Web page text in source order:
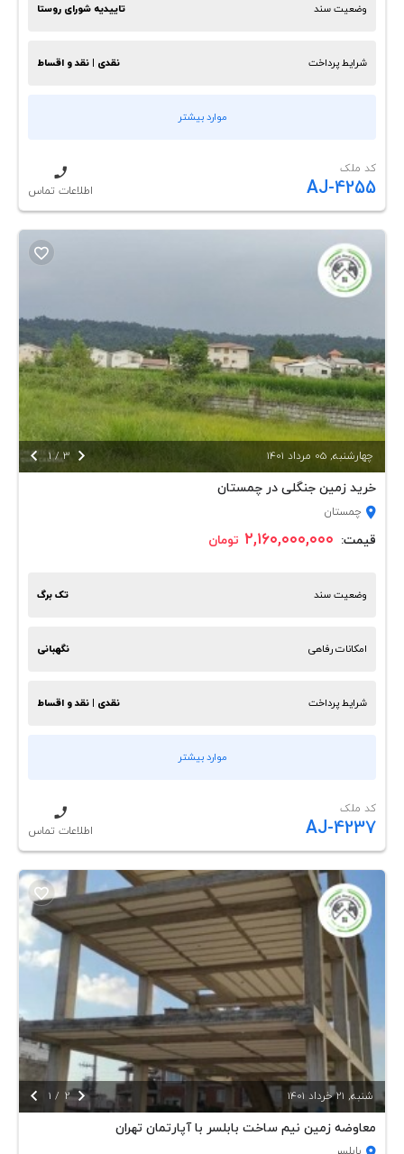
تاییدیه شورای روستا وضعیت سند
نقدی | نقد و اقساط شرایط پرداخت
موارد بیشتر
کد ملک
AJ-4255 اطلاعات تماس
  چهارشنبه, 05 مرداد 1401 3
/
1
خرید زمین جنگلی در چمستان
چمستان
قیمت: ۲,۱۶۰,۰۰۰,۰۰۰ تومان
تک برگ وضعیت سند
نگهبانی امکانات رفاهی
نقدی | نقد و اقساط شرایط پرداخت
موارد بیشتر
کد ملک
AJ-4237 اطلاعات تماس
  شنبه, 21 خرداد 1401 2
/
1
معاوضه زمین نیم ساخت بابلسر با آپارتمان تهران